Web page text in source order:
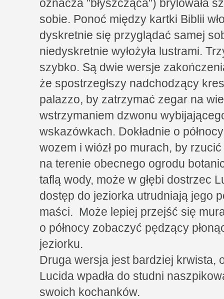
oznacza "błyszcząca") brylowała
sobie. Ponoć między kartki Biblii
dyskretnie się przyglądać samej
niedyskretnie wyłożyła lustrami.
szybko. Są dwie wersje
że spostrzegłszy nadchodzący
palazzo, by zatrzymać zegar na
wstrzymaniem dzwonu
wskazówkach. Dokładnie o
wozem i wiózł po murach, by
na terenie obecnego ogrodu
taflą wody, może w głębi dostrzec
dostęp do jeziorka utrudniają jego
maści. Może lepiej przejść się
o północy zobaczyć pędzący
jeziorku.
Druga wersja jest bardziej krwista,
Lucida wpadła do studni
swoich kochanków.